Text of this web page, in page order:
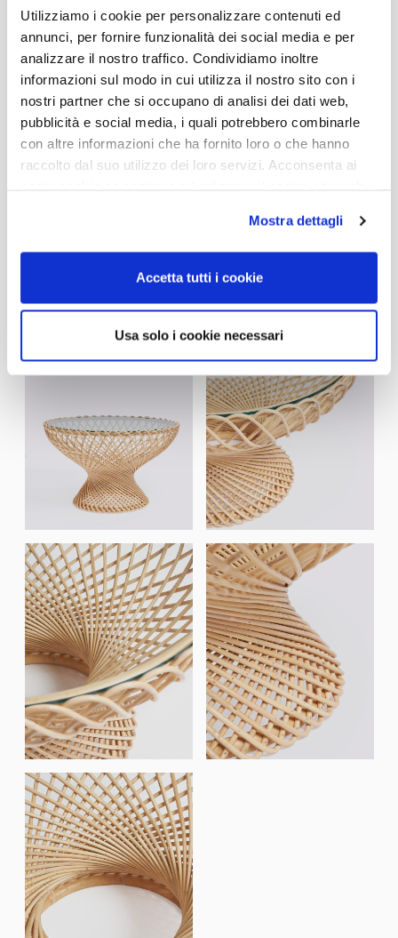
Utilizziamo i cookie per personalizzare contenuti ed
annunci, per fornire funzionalità dei social media e per
analizzare il nostro traffico. Condividiamo inoltre
informazioni sul modo in cui utilizza il nostro sito con i
nostri partner che si occupano di analisi dei dati web,
pubblicità e social media, i quali potrebbero combinarle
con altre informazioni che ha fornito loro o che hanno
raccolto dal suo utilizzo dei loro servizi. Acconsenta ai
Mostra dettagli
Accetta tutti i cookie
Usa solo i cookie necessari
Giada Aubergine Mustard